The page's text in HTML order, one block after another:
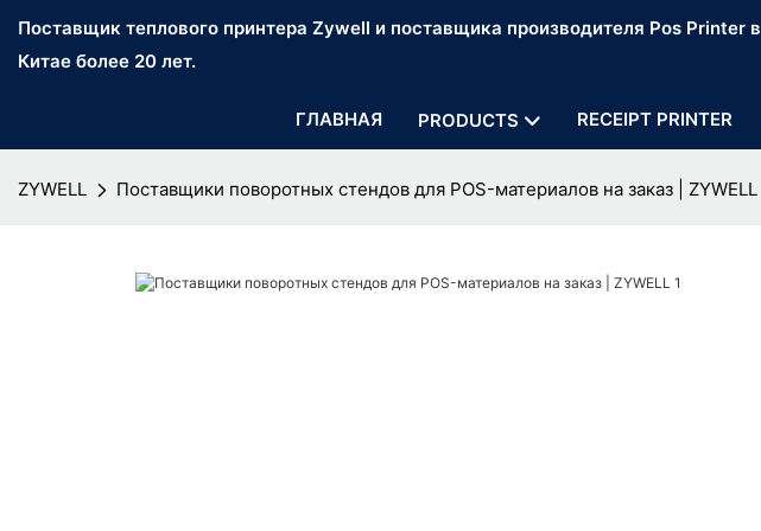
Поставщик теплового принтера Zywell и поставщика производителя Pos Printer в
Китае более 20 лет.
ГЛАВНАЯ PRODUCTS RECEIPT PRINTER
ZYWELL Поставщики поворотных стендов для POS-материалов на заказ | ZYWELL